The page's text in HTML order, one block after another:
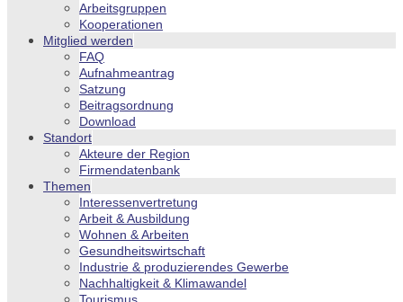
Arbeitsgruppen
Kooperationen
Mitglied werden
FAQ
Aufnahmeantrag
Satzung
Beitragsordnung
Download
Standort
Akteure der Region
Firmendatenbank
Themen
Interessenvertretung
Arbeit & Ausbildung
Wohnen & Arbeiten
Gesundheitswirtschaft
Industrie & produzierendes Gewerbe
Nachhaltigkeit & Klimawandel